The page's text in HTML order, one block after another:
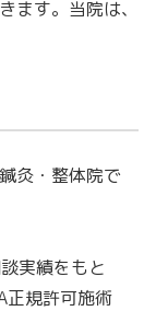
ます。当院は、
灸・整体院で
実績をもと
正規許可施術